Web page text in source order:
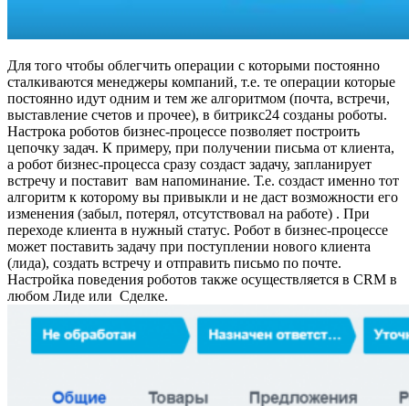
Для того чтобы облегчить операции с которыми постоянно
сталкиваются менеджеры компаний, т.е. те операции которые
постоянно идут одним и тем же алгоритмом (почта, встречи,
выставление счетов и прочее), в битрикс24 созданы роботы.
Настрока роботов бизнес-процессе позволяет построить
цепочку задач. К примеру, при получении письма от клиента,
а робот бизнес-процесса сразу создаст задачу, запланирует
встречу и поставит вам напоминание. Т.е. создаст именно тот
алгоритм к которому вы привыкли и не даст возможности его
изменения (забыл, потерял, отсутствовал на работе) . При
переходе клиента в нужный статус. Робот в бизнес-процессе
может поставить задачу при поступлении нового клиента
(лида), создать встречу и отправить письмо по почте.
Настройка поведения роботов также осуществляется в CRM в
любом Лиде или Сделке.